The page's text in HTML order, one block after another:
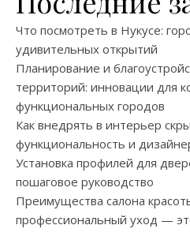
Что посмотреть в Нукусе:
удивительных открытий
Планирование и
территорий: инновации для
функциональных городов
Как внедрять в интерьер
функциональность и
Установка профилей для
пошаговое руководство
Преимущества салона
профессиональный уход —